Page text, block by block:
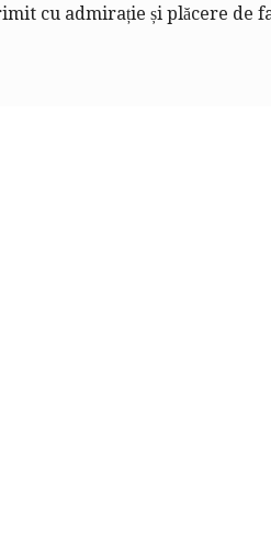
cu admirație și plăcere